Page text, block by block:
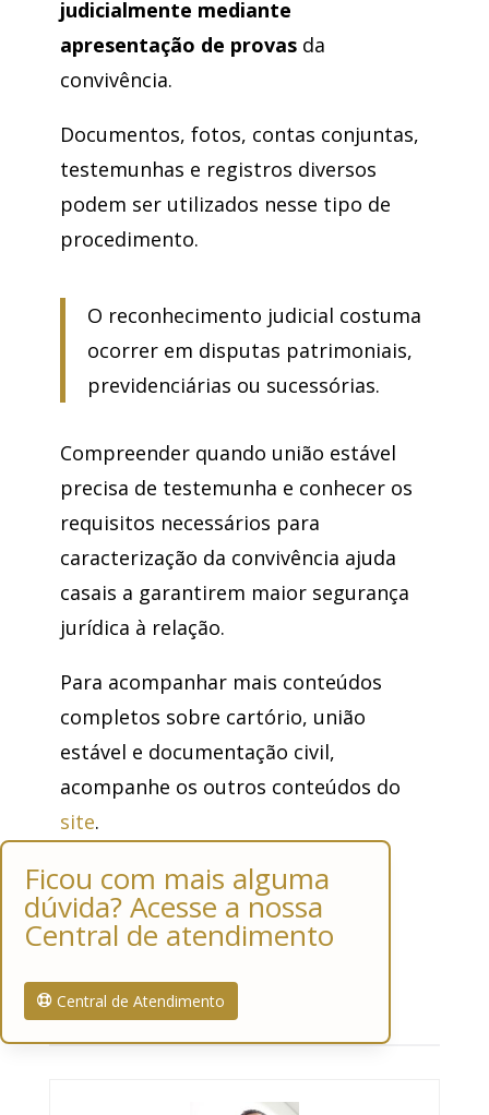
judicialmente mediante
apresentação de provasda
convivência.
Documentos, fotos, contas conjuntas,
testemunhas e registros diversos
podem ser utilizados nesse tipo de
procedimento.
O reconhecimento judicial costuma
ocorrer em disputas patrimoniais,
previdenciárias ou sucessórias.
Compreender quando união estável
precisa de testemunha e conhecer os
requisitos necessários para
caracterização da convivência ajuda
casais a garantirem maior segurança
jurídica à relação.
Para acompanhar mais conteúdos
completos sobre cartório, união
estável e documentação civil,
acompanhe os outros conteúdos do
site.
Ficou com mais alguma
dúvida? Acesse a nossa
Central de atendimento
Central de Atendimento